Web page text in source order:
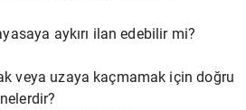
aykırı ilan edebilir mi?
veya uzaya kaçmamak için doğru